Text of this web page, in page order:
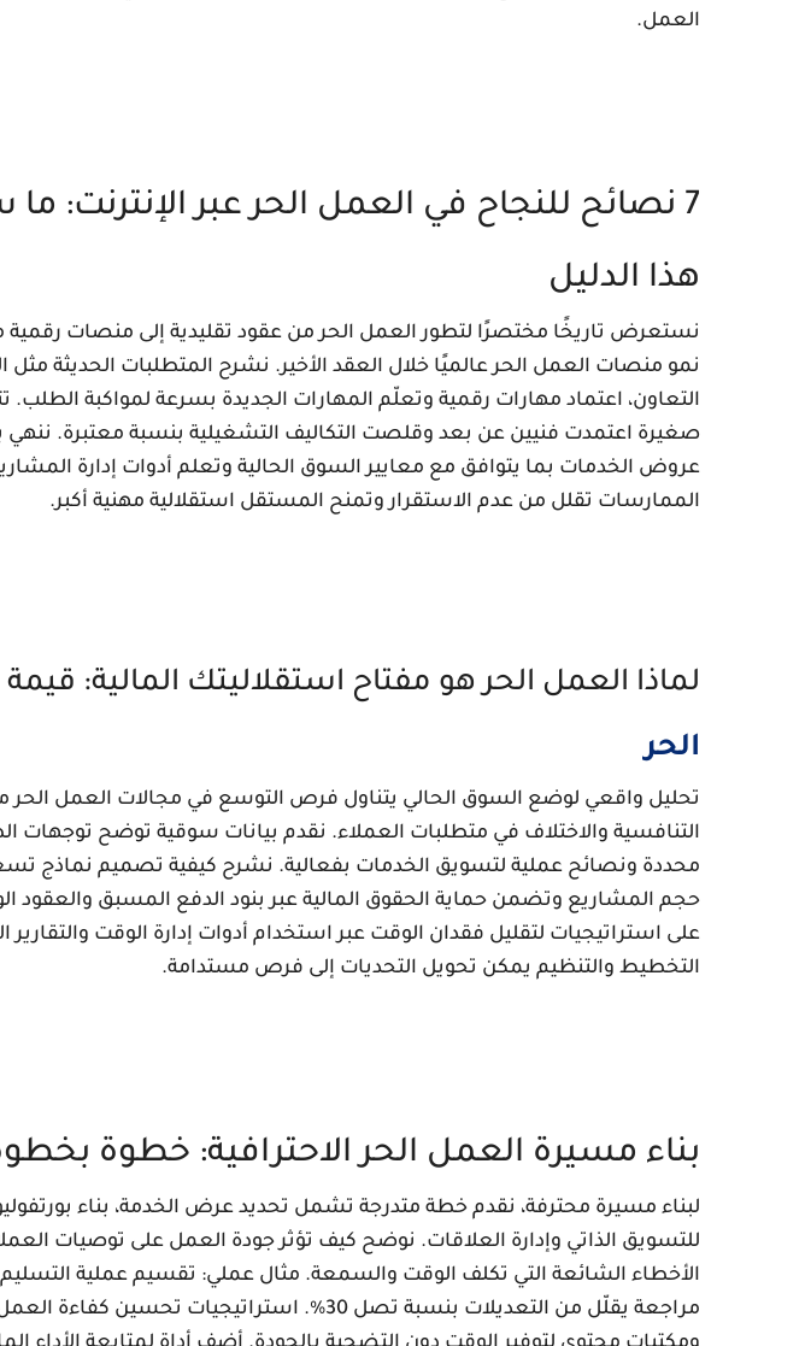
العمل.
7 نصائح للنجاح في العمل الحر عبر الإنترنت:
هذا الدليل
نستعرض تاريخًا مختصرًا لتطور العمل الحر من عقود تقليدية إلى منصات رقمية
نمو منصات العمل الحر عالميًا خلال العقد الأخير. نشرح المتطلبات الحديثة مثل
التعاون، اعتماد مهارات رقمية وتعلّم المهارات الجديدة بسرعة لمواكبة
صغيرة اعتمدت فنيين عن بعد وقلصت التكاليف التشغيلية بنسبة معتبرة. ننهي
عروض الخدمات بما يتوافق مع معايير السوق الحالية وتعلم أدوات إدارة
الممارسات تقلل من عدم الاستقرار وتمنح المستقل استقلالية مهنية أكبر.
لماذا العمل الحر هو مفتاح استقلاليتك المالية:
الحر
تحليل واقعي لوضع السوق الحالي يتناول فرص التوسع في مجالات العمل الحر
التنافسية والاختلاف في متطلبات العملاء. نقدم بيانات سوقية توضح توجهات
محددة ونصائح عملية لتسويق الخدمات بفعالية. نشرح كيفية تصميم نماذج
حجم المشاريع وتضمن حماية الحقوق المالية عبر بنود الدفع المسبق والعقود
على استراتيجيات لتقليل فقدان الوقت عبر استخدام أدوات إدارة الوقت والتقارير
التخطيط والتنظيم يمكن تحويل التحديات إلى فرص مستدامة.
بناء مسيرة العمل الحر الاحترافية: خطوة
لبناء مسيرة محترفة، نقدم خطة متدرجة تشمل تحديد عرض الخدمة، بناء
للتسويق الذاتي وإدارة العلاقات. نوضح كيف تؤثر جودة العمل على توصيات
الأخطاء الشائعة التي تكلف الوقت والسمعة. مثال عملي: تقسيم عملية
مراجعة يقلّل من التعديلات بنسبة تصل 30%. استراتيجيات